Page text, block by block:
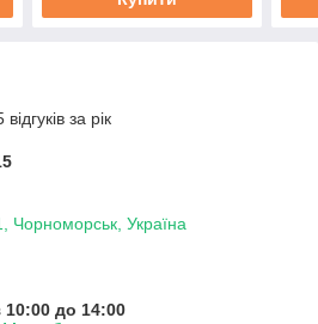
за рік
Чорноморськ, Україна
10:00 до 14:00